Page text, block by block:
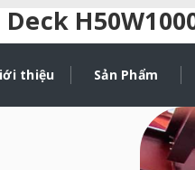
Sản Phẩm
thiệu